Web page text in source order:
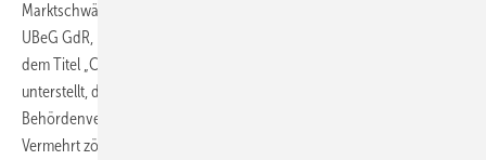
Marktschwäche. Einzelnen Behörden wird in einer Studie der Firma
UBeG GdR, Umwelt Baugrund Geothermie-Geotechnik, Wetzlar, mit
dem Titel „Chancen und Barrieren erdgekoppelter Wärmepumpen“
unterstellt, durch subjektive Einstellungen einzelner
Behördenvertreter Ermessensentscheidungen zu beeinflussen.
Vermehrt zögen sich die Behörden aus der fachlichen Beurteilung